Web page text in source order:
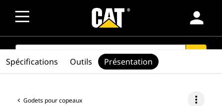
person
SEARCH
Godets pour copeaux more_vert
Spécifications Outils Présentation